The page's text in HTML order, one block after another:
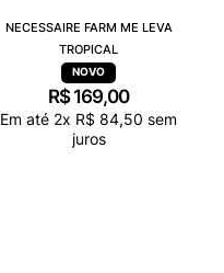
NECESSAIRE FARM ME LEVA
TROPICAL
R$ 169,00
Em até 2x R$ 84,50 sem
juros